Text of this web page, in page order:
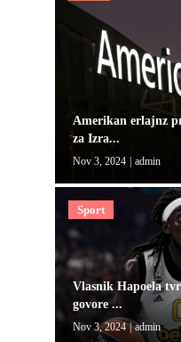
Amerikan erlajnz
za Izra...
Nov 3, 2024 | admin
Sport
Vlasnik Hapoela
govore ...
Nov 3, 2024 | admin